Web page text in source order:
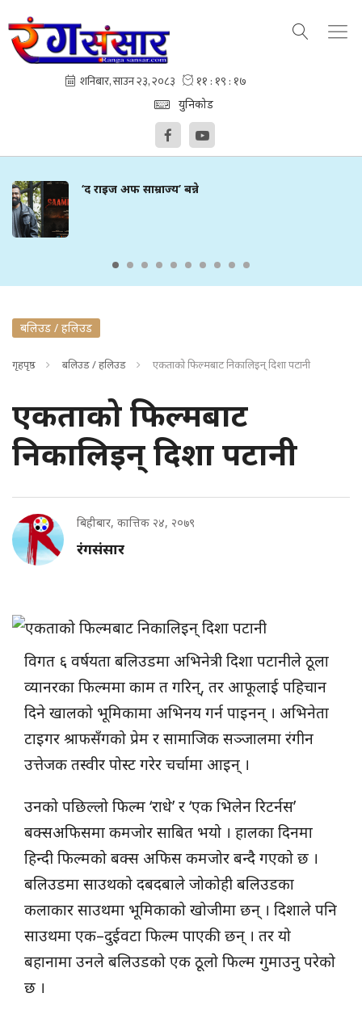
युनिकोड
‘द राइज अफ साम्राज्य’ बन्ने
बलिउड / हलिउड
गृहपृष्ठ बलिउड / हलिउड एकताको फिल्मबाट निकालिइन् दिशा पटानी
एकताको फिल्मबाट
निकालिइन् दिशा पटानी
बिहीबार, कात्तिक २४, २०७९
रंगसंसार
विगत ६ वर्षयता बलिउडमा अभिनेत्री दिशा पटानीले ठूला
व्यानरका फिल्ममा काम त गरिन्, तर आफूलाई पहिचान
दिने खालको भूमिकामा अभिनय गर्न पाइनन् । अभिनेता
टाइगर श्राफसँगको प्रेम र सामाजिक सञ्जालमा रंगीन
उत्तेजक तस्वीर पोस्ट गरेर चर्चामा आइन् ।
उनको पछिल्लो फिल्म ‘राधे’ र ‘एक भिलेन रिटर्नस’
बक्सअफिसमा कमजोर साबित भयो । हालका दिनमा
हिन्दी फिल्मको बक्स अफिस कमजोर बन्दै गएको छ ।
बलिउडमा साउथको दबदबाले जोकोही बलिउडका
कलाकार साउथमा भूमिकाको खोजीमा छन् । दिशाले पनि
साउथमा एक–दुईवटा फिल्म पाएकी छन् । तर यो
बहानामा उनले बलिउडको एक ठूलो फिल्म गुमाउनु परेको
छ ।